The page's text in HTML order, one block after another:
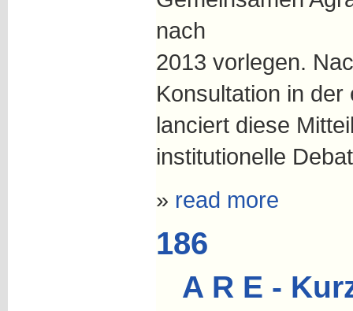
nach
2013 vorlegen.
Konsultation in
lanciert diese
institutionelle
» read more
186
A R E -